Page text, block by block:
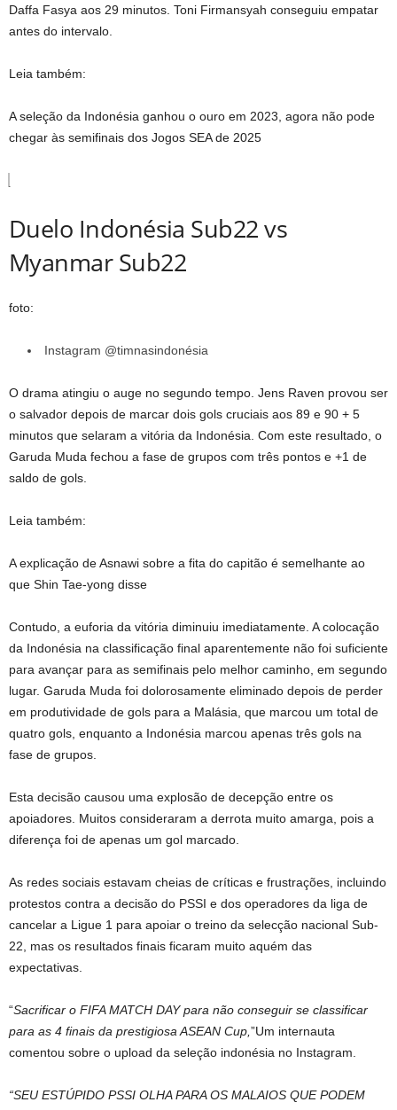
Daffa Fasya aos 29 minutos. Toni Firmansyah conseguiu empatar
antes do intervalo.
Leia também:
A seleção da Indonésia ganhou o ouro em 2023, agora não pode
chegar às semifinais dos Jogos SEA de 2025
Duelo Indonésia Sub22 vs
Myanmar Sub22
foto:
Instagram @timnasindonésia
O drama atingiu o auge no segundo tempo. Jens Raven provou ser
o salvador depois de marcar dois gols cruciais aos 89 e 90 + 5
minutos que selaram a vitória da Indonésia. Com este resultado, o
Garuda Muda fechou a fase de grupos com três pontos e +1 de
saldo de gols.
Leia também:
A explicação de Asnawi sobre a fita do capitão é semelhante ao
que Shin Tae-yong disse
Contudo, a euforia da vitória diminuiu imediatamente. A colocação
da Indonésia na classificação final aparentemente não foi suficiente
para avançar para as semifinais pelo melhor caminho, em segundo
lugar. Garuda Muda foi dolorosamente eliminado depois de perder
em produtividade de gols para a Malásia, que marcou um total de
quatro gols, enquanto a Indonésia marcou apenas três gols na
fase de grupos.
Esta decisão causou uma explosão de decepção entre os
apoiadores. Muitos consideraram a derrota muito amarga, pois a
diferença foi de apenas um gol marcado.
As redes sociais estavam cheias de críticas e frustrações, incluindo
protestos contra a decisão do PSSI e dos operadores da liga de
cancelar a Ligue 1 para apoiar o treino da selecção nacional Sub-
22, mas os resultados finais ficaram muito aquém das
expectativas.
“Sacrificar o FIFA MATCH DAY para não conseguir se classificar
para as 4 finais da prestigiosa ASEAN Cup, ”Um internauta
comentou sobre o upload da seleção indonésia no Instagram.
“SEU ESTÚPIDO PSSI OLHA PARA OS MALAIOS QUE PODEM